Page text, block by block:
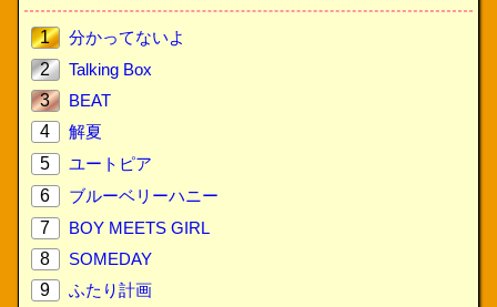
1
分かってないよ
2
Talking Box
3
BEAT
4
解夏
5
ユートピア
6
ブルーベリーハニー
7
BOY MEETS GIRL
8
SOMEDAY
9
ふたり計画